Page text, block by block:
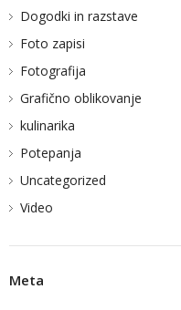
Dogodki in razstave
Foto zapisi
Fotografija
Grafično oblikovanje
kulinarika
Potepanja
Uncategorized
Video
Meta